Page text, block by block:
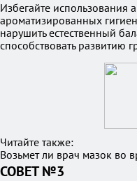
Избегайте использования
ароматизированных
нарушить естественный
способствовать развитию
Читайте также:
Возьмет ли врач мазок во
СОВЕТ №3